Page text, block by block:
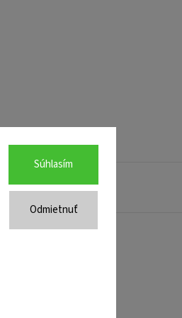
Odmietnuť
Súhlasím